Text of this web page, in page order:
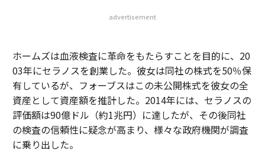
advertisement
ホームズは血液検査に革命をもたらすことを目的に、20
03年にセラノスを創業した。彼女は同社の株式を50％保
有しているが、フォーブスはこの未公開株式を彼女の全
資産として資産額を推計した。2014年には、セラノスの
評価額は90億ドル（約1兆円）に達したが、その後同社
の検査の信頼性に疑念が高まり、様々な政府機関が調査
に乗り出した。